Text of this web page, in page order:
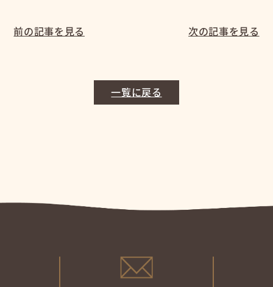
前の記事を見る
一覧に戻る
次の記事を見る